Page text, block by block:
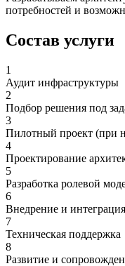
потребностей и
Состав услуги
1
Аудит инфраструктуры
2
Подбор решения под
3
Пилотный проект (при
4
Проектирование
5
Разработка ролевой
6
Внедрение и
7
Техническая поддержка
8
Развитие и